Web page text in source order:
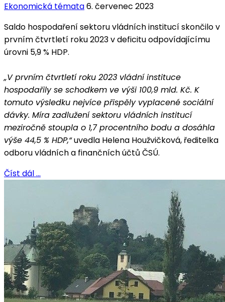
Ekonomická témata6. červenec 2023
Saldo hospodaření sektoru vládních institucí skončilo v
prvním čtvrtletí roku 2023 v deficitu odpovídajícímu
úrovni 5,9 % HDP.
„V prvním čtvrtletí roku 2023 vládní instituce
hospodařily se schodkem ve výši 100,9 mld. Kč. K
tomuto výsledku nejvíce přispěly vyplacené sociální
dávky. Míra zadlužení sektoru vládních institucí
meziročně stoupla o 1,7 procentního bodu a dosáhla
výše 44,5 % HDP,“uvedla Helena Houžvičková, ředitelka
odboru vládních a finančních účtů ČSÚ.
Číst dál …